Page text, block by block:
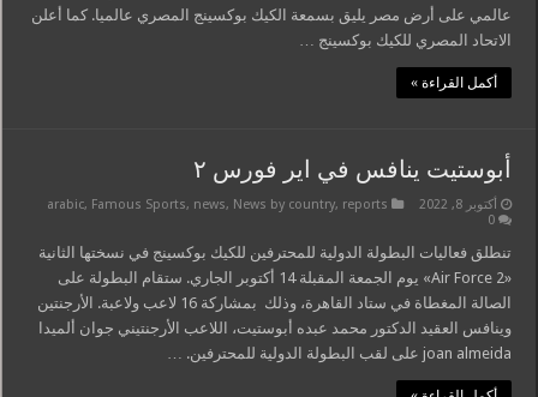
عالمي على أرض مصر يليق بسمعة الكيك بوكسينج المصري عالميا. كما أعلن
الاتحاد المصري للكيك بوكسينج …
أكمل القراءة »
أبوستيت ينافس في اير فورس ٢
أكتوبر 8, 2022 arabic, Famous Sports, news, News by country, reports
0
تنطلق فعاليات البطولة الدولية للمحترفين للكيك بوكسينج في نسختها الثانية
«Air Force 2» يوم الجمعة المقبلة 14 أكتوبر الجاري. ستقام البطولة على
الصالة المغطاة في ستاد القاهرة، وذلك بمشاركة 16 لاعب ولاعبة. الأرجنتين
وينافس العقيد الدكتور محمد عبده أبوستيت، اللاعب الأرجنتيني جوان ألميدا
joan almeida على لقب البطولة الدولية للمحترفين. …